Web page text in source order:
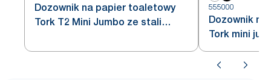
Dozownik na papier toaletowy
Tork T2 Mini Jumbo ze stali
555000
Dozownik
Tork mini